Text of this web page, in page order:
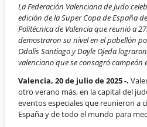
La Federación Valenciana de Judo
edición de la Super Copa de España
Politécnica de Valencia que reunió a
demostraron su nivel en el pabellón
Odalis Santiago y Dayle Ojeda
valenciano que se consagró campeón
Valencia, 20 de julio de 2025 -.
otro verano más, en la capital del
eventos especiales que reunieron a
España y de todo el mundo para